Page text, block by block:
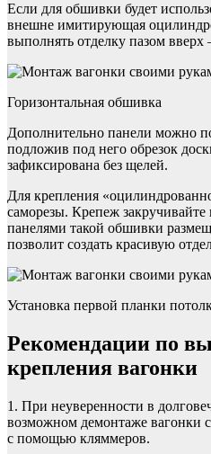
Если для обшивки будет
внешне имитирующая
выполнять отделку пазом вверх
Горизонтальная обшивка
Дополнительно панели можно
подложив под него обрезок
зафиксирована без щелей.
Для крепления
саморезы. Крепеж
панелями такой обшивки
позволит создать красивую
Установка первой планки
Рекомендации по
крепления вагонки
1. При неуверенности в
возможном демонтаже вагонки
с помощью кляммеров.